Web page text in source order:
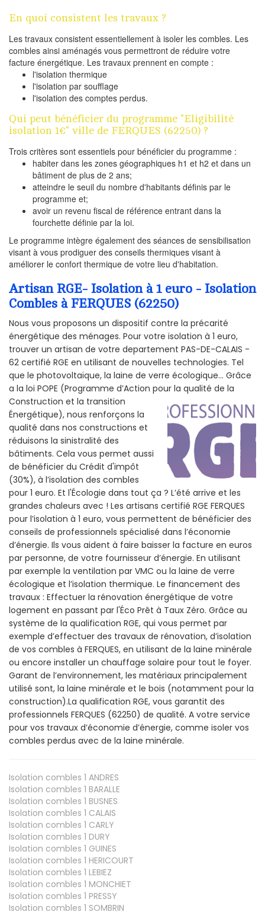
En quoi consistent les travaux ?
Les travaux consistent essentiellement à isoler les combles. Les
combles ainsi aménagés vous permettront de réduire votre
facture énergétique. Les travaux prennent en compte :
l'isolation thermique
l'isolation par soufflage
l'isolation des comptes perdus.
Qui peut bénéficier du programme "Eligibilité
isolation 1€" ville de FERQUES (62250) ?
Trois critères sont essentiels pour bénéficier du programme :
habiter dans les zones géographiques h1 et h2 et dans un
bâtiment de plus de 2 ans;
atteindre le seuil du nombre d'habitants définis par le
programme et;
avoir un revenu fiscal de référence entrant dans la
fourchette définie par la loi.
Le programme intègre également des séances de sensibilisation
visant à vous prodiguer des conseils thermiques visant à
améliorer le confort thermique de votre lieu d'habitation.
Artisan RGE- Isolation à 1 euro - Isolation
Combles à FERQUES (62250)
Nous vous proposons un dispositif contre la précarité
énergétique des ménages. Pour votre isolation à 1 euro,
trouver un artisan de votre departement PAS-DE-CALAIS -
62 certifié RGE en utilisant de nouvelles technologies. Tel
que le photovoltaïque, la laine de verre écologique... Grâce
a la loi POPE (Programme d’Action pour la qualité de la
Construction et la transition
Énergétique), nous renforçons la
qualité dans nos constructions et
réduisons la sinistralité des
bâtiments. Cela vous permet aussi
de bénéficier du Crédit d'impôt
(30%), à l’isolation des combles
pour 1 euro. Et l'Écologie dans tout ça ? L’été arrive et les
grandes chaleurs avec ! Les artisans certifié RGE FERQUES
pour l’isolation à 1 euro, vous permettent de bénéficier des
conseils de professionnels spécialisé dans l’économie
d’énergie. Ils vous aident à faire baisser la facture en euros
par personne, de votre fournisseur d’énergie. En utilisant
par exemple la ventilation par VMC ou la laine de verre
écologique et l’isolation thermique. Le financement des
travaux : Effectuer la rénovation énergétique de votre
logement en passant par l'Éco Prêt à Taux Zéro. Grâce au
système de la qualification RGE, qui vous permet par
exemple d’effectuer des travaux de rénovation, d’isolation
de vos combles à FERQUES, en utilisant de la laine minérale
ou encore installer un chauffage solaire pour tout le foyer.
Garant de l’environnement, les matériaux principalement
utilisé sont, la laine minérale et le bois (notamment pour la
construction).La qualification RGE, vous garantit des
professionnels FERQUES (62250) de qualité. A votre service
pour vos travaux d’économie d’énergie, comme isoler vos
combles perdus avec de la laine minérale.
Isolation combles 1 ANDRES
Isolation combles 1 BARALLE
Isolation combles 1 BUSNES
Isolation combles 1 CALAIS
Isolation combles 1 CARLY
Isolation combles 1 DURY
Isolation combles 1 GUINES
Isolation combles 1 HERICOURT
Isolation combles 1 LEBIEZ
Isolation combles 1 MONCHIET
Isolation combles 1 PRESSY
Isolation combles 1 SOMBRIN